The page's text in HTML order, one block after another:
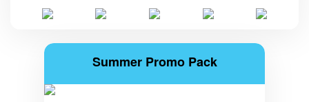
Summer Promo Pack